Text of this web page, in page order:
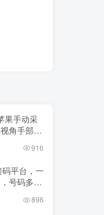
一对一
手接入
教你用网
果手动采
角手部操
916
平台，一
号码多的
896